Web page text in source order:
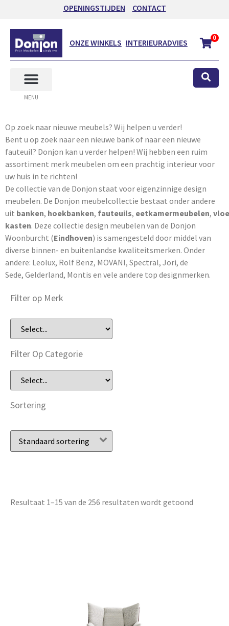
OPENINGSTIJDEN CONTACT
ONZE WINKELS INTERIEURADVIES 0
MENU
Op zoek naar nieuwe meubels? Wij helpen u verder!
Bent u op zoek naar een nieuwe bank of naar een nieuwe
fauteuil? Donjon kan u verder helpen! Wij hebben een ruim
assortiment merk meubelen om een prachtig interieur voor
uw huis in te richten!
De collectie van de Donjon staat voor eigenzinnige design
meubelen. De Donjon meubelcollectie bestaat onder andere
uit banken, hoekbanken, fauteuils, eetkamermeubelen,
kasten. Deze collectie design meubelen van de Donjon
Woonburcht (Eindhoven) is samengesteld door middel van
diverse binnen- en buitenlandse kwaliteitsmerken. Onder
andere: Leolux, Rolf Benz, MOVANI, Spectral, Jori, de
Sede, Gelderland, Montis en vele andere top designmerken.
Filter op Merk
Filter Op Categorie
Sortering
Resultaat 1–15 van de 256 resultaten wordt getoond